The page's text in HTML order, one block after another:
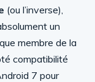
(ou l’inverse),
un
membre de la
compatibilité
7 pour